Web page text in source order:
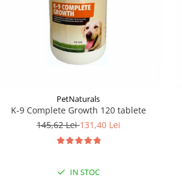
PetNaturals
K-9 Complete Growth 120 tablete
145,62 Lei131,40 Lei
IN STOC